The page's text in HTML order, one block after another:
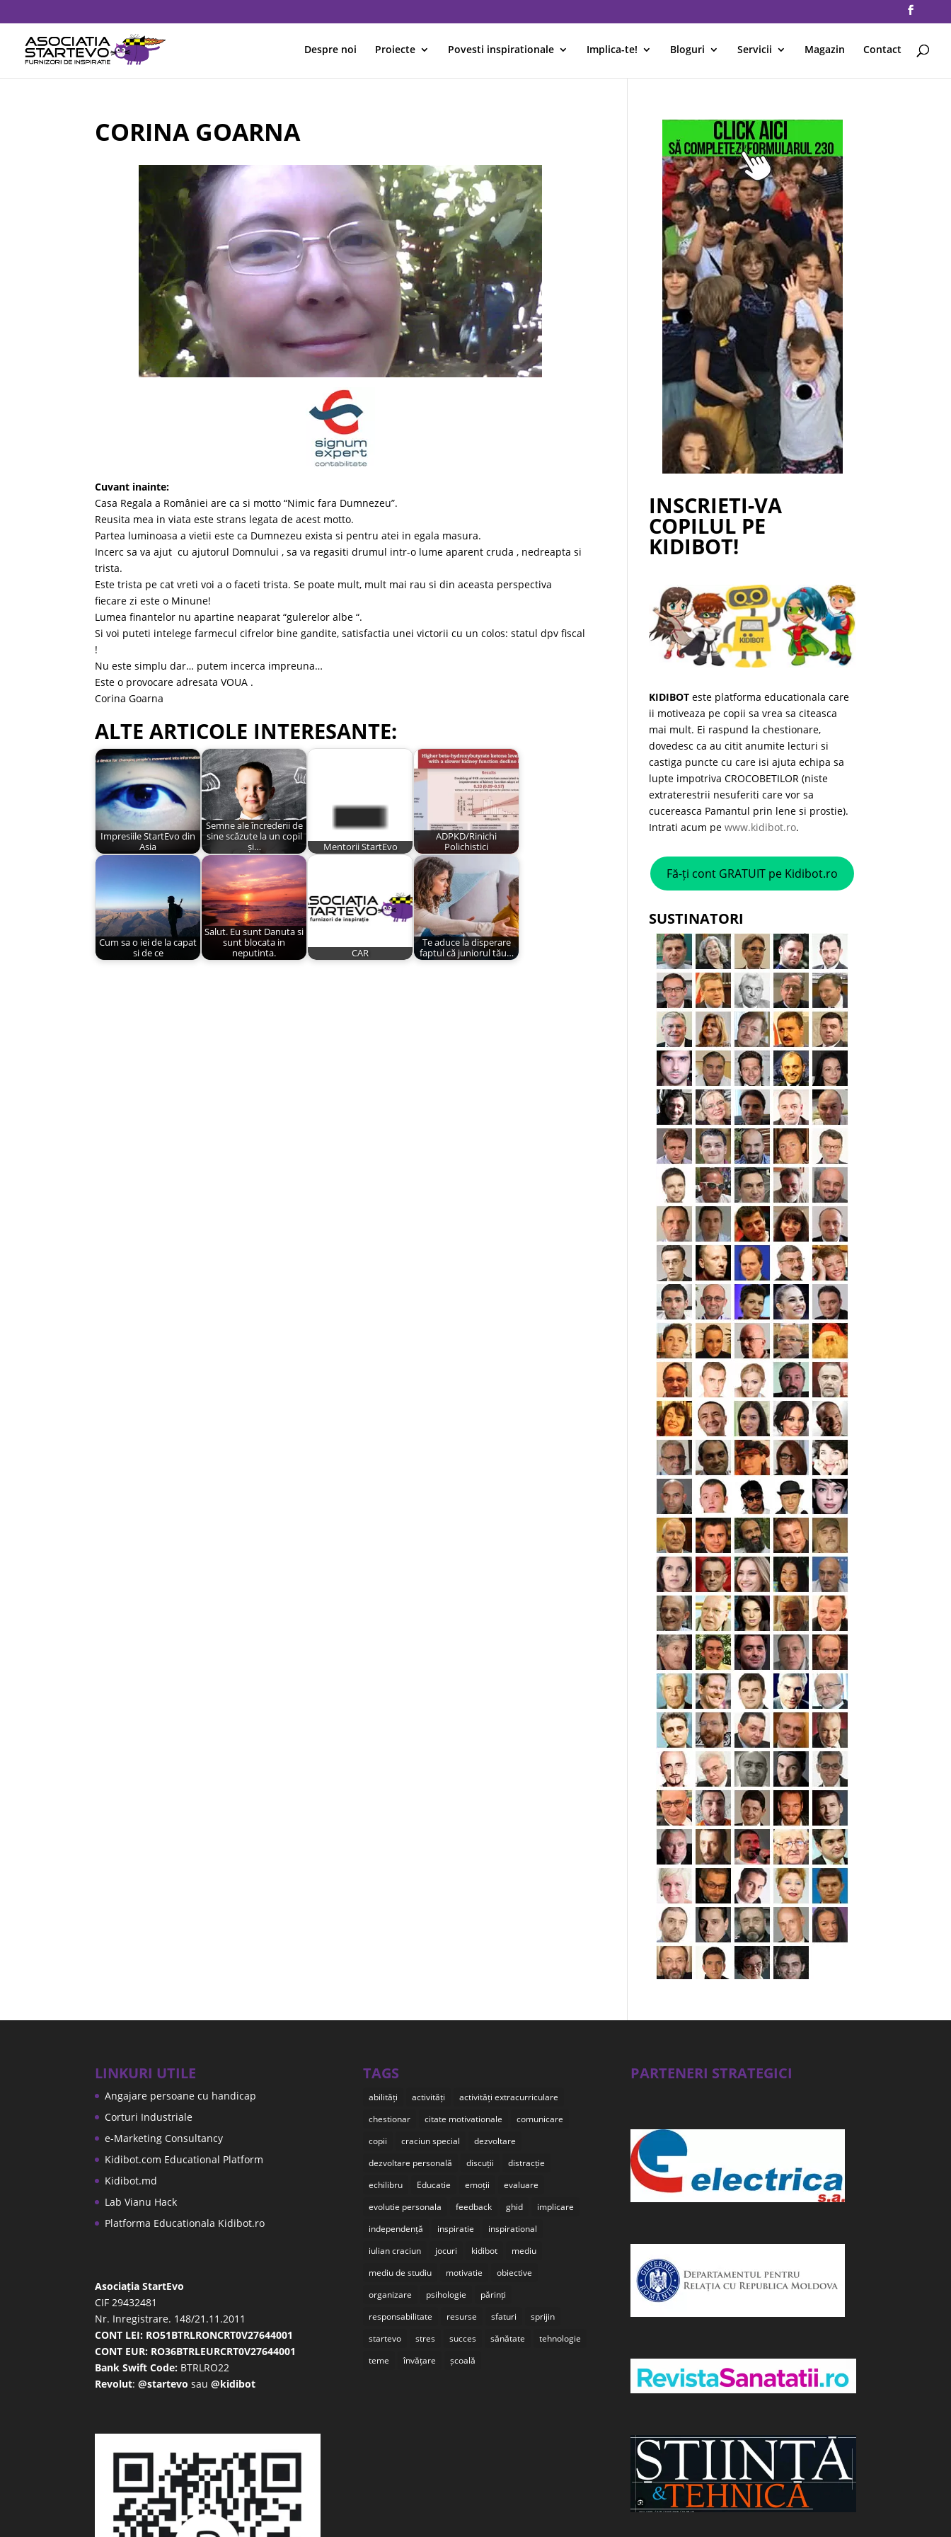
Despre noi Proiecte Povesti inspirationale Implica-te! Bloguri Servicii Magazin Contact
CORINA GOARNA
Cuvant inainte:
Casa Regala a României are ca si motto “Nimic fara Dumnezeu”.
Reusita mea in viata este strans legata de acest motto.
Partea luminoasa a vietii este ca Dumnezeu exista si pentru atei in egala masura.
Incerc sa va ajut cu ajutorul Domnului , sa va regasiti drumul intr-o lume aparent cruda , nedreapta si
trista.
Este trista pe cat vreti voi a o faceti trista. Se poate mult, mult mai rau si din aceasta perspectiva
fiecare zi este o Minune!
Lumea finantelor nu apartine neaparat “gulerelor albe “.
Si voi puteti intelege farmecul cifrelor bine gandite, satisfactia unei victorii cu un colos: statul dpv fiscal
!
Nu este simplu dar… putem incerca impreuna…
Este o provocare adresata VOUA .
Corina Goarna
ALTE ARTICOLE INTERESANTE:
Impresiile StartEvo din
Asia
Semne ale încrederii de
sine scăzute la un copil
și…
Mentorii StartEvo
ADPKD/Rinichi
Polichistici
Cum sa o iei de la capat
si de ce
Salut. Eu sunt Danuta si
sunt blocata in
neputinta.
CAR
Te aduce la disperare
faptul că juniorul tău…
INSCRIETI-VA
COPILUL PE
KIDIBOT!
KIDIBOT este platforma educationala care
ii motiveaza pe copii sa vrea sa citeasca
mai mult. Ei raspund la chestionare,
dovedesc ca au citit anumite lecturi si
castiga puncte cu care isi ajuta echipa sa
lupte impotriva CROCOBETILOR (niste
extraterestrii nesuferiti care vor sa
cucereasca Pamantul prin lene si prostie).
Intrati acum pewww.kidibot.ro.
Fă-ți cont GRATUIT pe Kidibot.ro
SUSTINATORI
LINKURI UTILE
Angajare persoane cu handicap
Corturi Industriale
e-Marketing Consultancy
Kidibot.com Educational Platform
Kidibot.md
Lab Vianu Hack
Platforma Educationala Kidibot.ro
Asociația StartEvo
CIF 29432481
Nr. Inregistrare. 148/21.11.2011
CONT LEI: RO51BTRLRONCRT0V27644001
CONT EUR: RO36BTRLEURCRT0V27644001
Bank Swift Code: BTRLRO22
Revolut:@startevo sau@kidibot
TAGS
abilități activități
activități extracurriculare
chestionar
citate motivationale
comunicare
copii
craciun special
dezvoltare
dezvoltare personală
discuții
distracție
echilibru
Educatie emoții
evaluare
evolutie personala
feedback ghid
implicare
independență
inspiratie
inspirational
iulian craciun
jocuri kidibot
mediu
mediu de studiu
motivatie
obiective
organizare
psihologie
părinți
responsabilitate
resurse sfaturi
sprijin
startevo
stres succes sănătate
tehnologie
teme
învățare școală
PARTENERI STRATEGICI